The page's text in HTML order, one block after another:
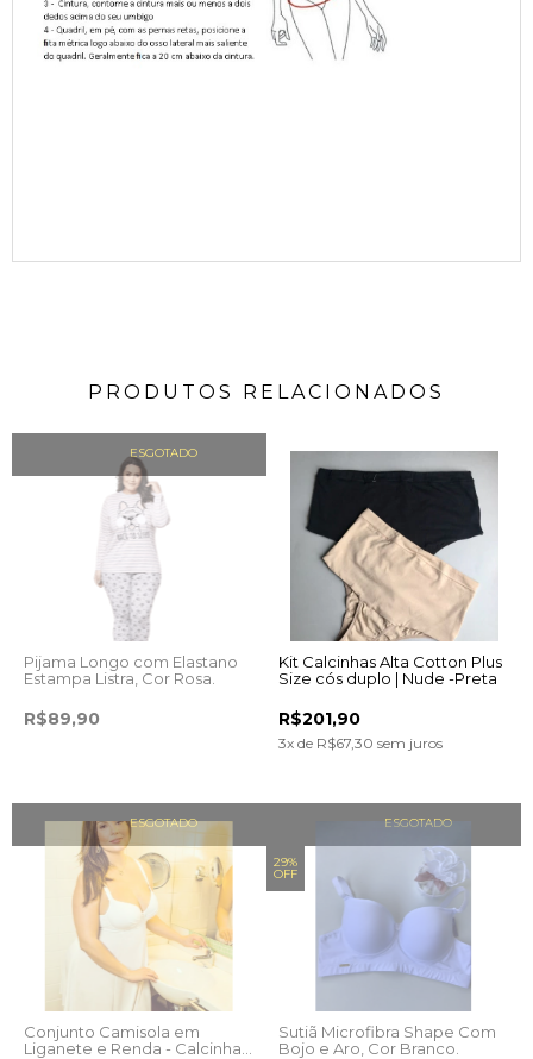
PRODUTOS RELACIONADOS
ESGOTADO
Pijama Longo com Elastano
Estampa Listra, Cor Rosa.
R$89,90
Kit Calcinhas Alta Cotton Plus
Size cós duplo | Nude -Preta
R$201,90
3x de R$67,30 sem juros
ESGOTADO
Conjunto Camisola em
Liganete e Renda - Calcinha
ESGOTADO
29%
OFF
Sutiã Microfibra Shape Com
Bojo e Aro, Cor Branco.